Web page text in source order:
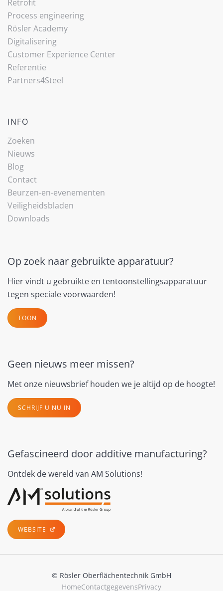
Retrofit
Process engineering
Rösler Academy
Digitalisering
Customer Experience Center
Referentie
Partners4Steel
INFO
Zoeken
Nieuws
Blog
Contact
Beurzen-en-evenementen
Veiligheidsbladen
Downloads
Op zoek naar gebruikte apparatuur?
Hier vindt u gebruikte en tentoonstellingsapparatuur
tegen speciale voorwaarden!
TOON
Geen nieuws meer missen?
Met onze nieuwsbrief houden we je altijd op de hoogte!
SCHRIJF U NU IN
Gefascineerd door additive manufacturing?
Ontdek de wereld van AM Solutions!
WEBSITE
© Rösler Oberflächentechnik GmbH
HomeContactgegevensPrivacy